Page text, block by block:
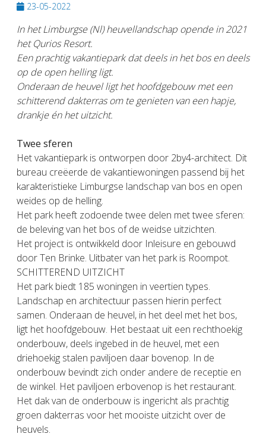
23-05-2022
In het Limburgse (Nl) heuvellandschap opende in 2021
het Qurios Resort.
Een prachtig vakantiepark dat deels in het bos en deels
op de open helling ligt.
Onderaan de heuvel ligt het hoofdgebouw met een
schitterend dakterras om te genieten van een hapje,
drankje én het uitzicht.
Twee sferen
Het vakantiepark is ontworpen door 2by4-architect. Dit
bureau creëerde de vakantiewoningen passend bij het
karakteristieke Limburgse landschap van bos en open
weides op de helling.
Het park heeft zodoende twee delen met twee sferen:
de beleving van het bos of de weidse uitzichten.
Het project is ontwikkeld door Inleisure en gebouwd
door Ten Brinke. Uitbater van het park is Roompot.
SCHITTEREND UITZICHT
Het park biedt 185 woningen in veertien types.
Landschap en architectuur passen hierin perfect
samen. Onderaan de heuvel, in het deel met het bos,
ligt het hoofdgebouw. Het bestaat uit een rechthoekig
onderbouw, deels ingebed in de heuvel, met een
driehoekig stalen paviljoen daar bovenop. In de
onderbouw bevindt zich onder andere de receptie en
de winkel. Het paviljoen erbovenop is het restaurant.
Het dak van de onderbouw is ingericht als prachtig
groen dakterras voor het mooiste uitzicht over de
heuvels.